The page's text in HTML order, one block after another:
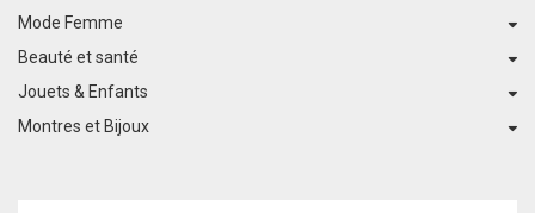
Mode Femme
Beauté et santé
Jouets & Enfants
Montres et Bijoux